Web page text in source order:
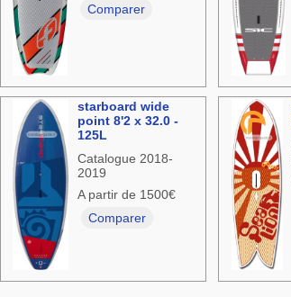
Comparer
starboard wide
point 8'2 x 32.0 -
125L
Catalogue 2018-
2019
A partir de 1500€
Comparer